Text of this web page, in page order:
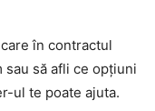
în contractul
sau să afli ce opțiuni
ul te poate ajuta.